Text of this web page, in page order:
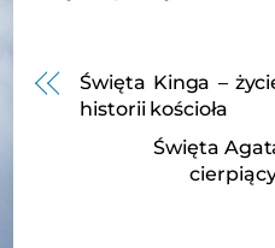
Święta Kinga –
historii kościoła
Święta